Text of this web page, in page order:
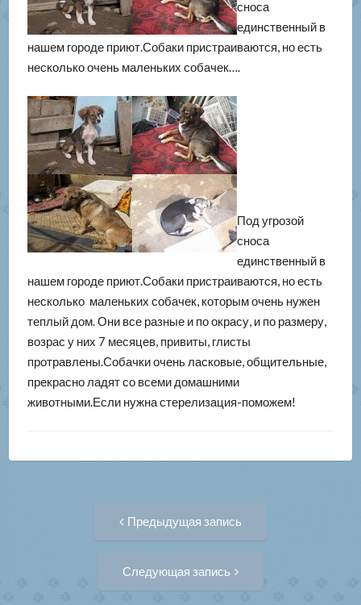
сноса
единственный в
нашем городе приют.Собаки пристраиваются, но есть
несколько очень маленьких собачек….
Под угрозой
сноса
единственный в
нашем городе приют.Собаки пристраиваются, но есть
несколько маленьких собачек, которым очень нужен
теплый дом. Они все разные и по окрасу, и по размеру,
возрас у них 7 месяцев, привиты, глисты
протравлены.Собачки очень ласковые, общительные,
прекрасно ладят со всеми домашними
животными.Если нужна стерелизация-поможем!
Навигация
записям
Предыдущая запись
Следующая запись